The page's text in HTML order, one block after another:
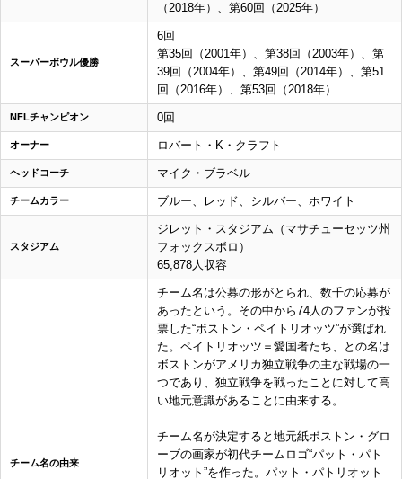
（2018年）、第60回（2025年）
スーパーボウル優勝
6回
第35回（2001年）、第38回（2003年）、第
39回（2004年）、第49回（2014年）、第51
回（2016年）、第53回（2018年）
NFLチャンピオン 0回
オーナー ロバート・K・クラフト
ヘッドコーチ マイク・ブラベル
チームカラー ブルー、レッド、シルバー、ホワイト
スタジアム
ジレット・スタジアム（マサチューセッツ州
フォックスボロ）
65,878人収容
チーム名の由来
チーム名は公募の形がとられ、数千の応募が
あったという。その中から74人のファンが投
票した“ボストン・ペイトリオッツ”が選ばれ
た。ペイトリオッツ＝愛国者たち、との名は
ボストンがアメリカ独立戦争の主な戦場の一
つであり、独立戦争を戦ったことに対して高
い地元意識があることに由来する。
チーム名が決定すると地元紙ボストン・グロ
ーブの画家が初代チームロゴ“パット・パト
リオット”を作った。パット・パトリオット